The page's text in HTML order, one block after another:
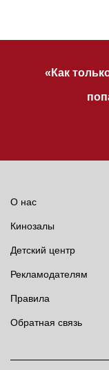
«Как
О нас
Кинозалы
Детский центр
Рекламодателям
Правила
Обратная связь